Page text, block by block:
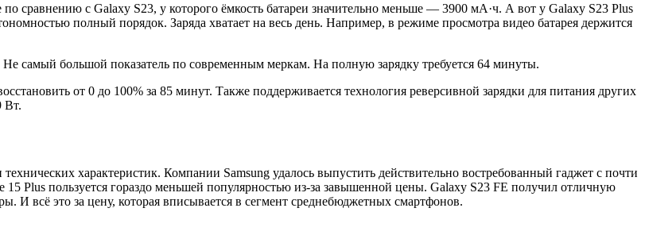
сравнению с Galaxy S23, у которого ёмкость батареи значительно меньше — 3900 мА·ч. А вот у Galaxy S23 Plus
полный порядок. Заряда хватает на весь день. Например, в режиме просмотра видео батарея держится
самый большой показатель по современным меркам. На полную зарядку требуется 64 минуты.
от 0 до 100% за 85 минут. Также поддерживается технология реверсивной зарядки для питания других
Вт.
характеристик. Компании Samsung удалось выпустить действительно востребованный гаджет с почти
Plus пользуется гораздо меньшей популярностью из-за завышенной цены. Galaxy S23 FE получил отличную
всё это за цену, которая вписывается в сегмент среднебюджетных смартфонов.